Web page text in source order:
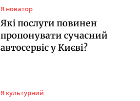
Я новатор
Які послуги повинен
пропонувати сучасний
автосервіс у Києві?
Я культурний